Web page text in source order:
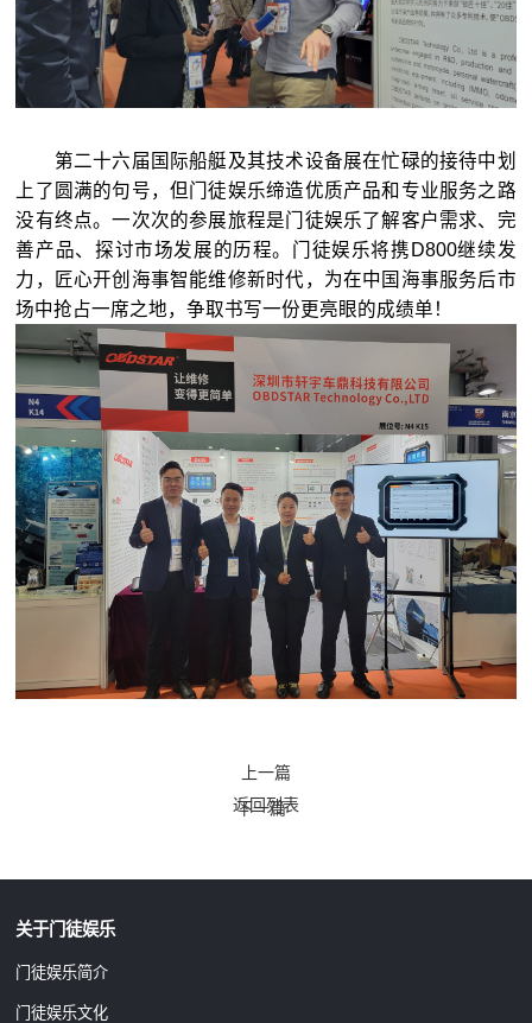
第二十六届国际船艇及其技术设备展在忙碌的接待中划
上了圆满的句号，但门徒娱乐缔造优质产品和专业服务之路
没有终点。一次次的参展旅程是门徒娱乐了解客户需求、完
善产品、探讨市场发展的历程。门徒娱乐将携D800继续发
力，匠心开创海事智能维修新时代，为在中国海事服务后市
场中抢占一席之地，争取书写一份更亮眼的成绩单！
上一篇
下一篇
返回列表
关于门徒娱乐
门徒娱乐简介
门徒娱乐文化